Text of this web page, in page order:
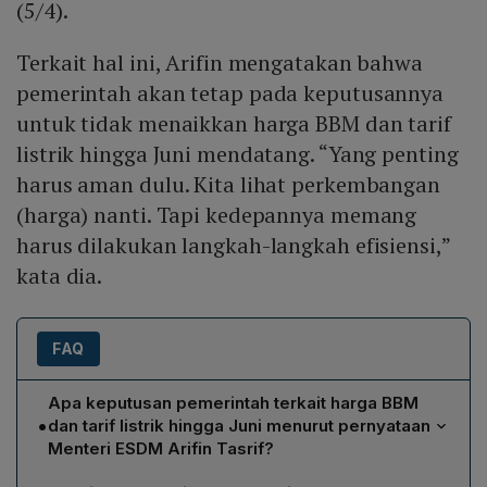
(5/4).
Terkait hal ini, Arifin mengatakan bahwa
pemerintah akan tetap pada keputusannya
untuk tidak menaikkan harga BBM dan tarif
listrik hingga Juni mendatang. “Yang penting
harus aman dulu. Kita lihat perkembangan
(harga) nanti. Tapi kedepannya memang
harus dilakukan langkah-langkah efisiensi,”
kata dia.
FAQ
•
Apa keputusan pemerintah terkait harga BBM
dan tarif listrik hingga Juni menurut pernyataan
Menteri ESDM Arifin Tasrif?
Arifin Tasrif menegaskan bahwa pemerintah tetap pada